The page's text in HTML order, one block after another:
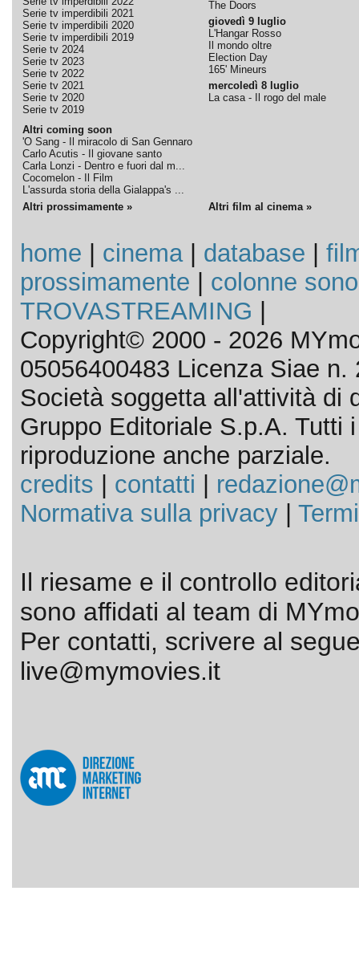
Serie tv imperdibili 2021
Serie tv imperdibili 2020
Serie tv imperdibili 2019
Serie tv 2024
Serie tv 2023
Serie tv 2022
Serie tv 2021
Serie tv 2020
Serie tv 2019
Altri coming soon
'O Sang - Il miracolo di San Gennaro
Carlo Acutis - Il giovane santo
Carla Lonzi - Dentro e fuori dal m...
Cocomelon - Il Film
L'assurda storia della Gialappa's ...
The Doors
giovedì 9 luglio
L'Hangar Rosso
Il mondo oltre
Election Day
165' Mineurs
mercoledì 8 luglio
La casa - Il rogo del male
Altri prossimamente » Altri film al cinema »
home cinema| database
prossimamente
colonne
TROVASTREAMING
Copyright© 2000 - 2026
05056400483 Licenza Siae n.
Società soggetta all'attività di
Gruppo Editoriale S.p.A. Tutti
riproduzione anche parziale.
credits
contatti
Normativa sulla privacy|
Il riesame e il controllo
sono affidati al team di
Per contatti, scrivere al
live@mymovies.it